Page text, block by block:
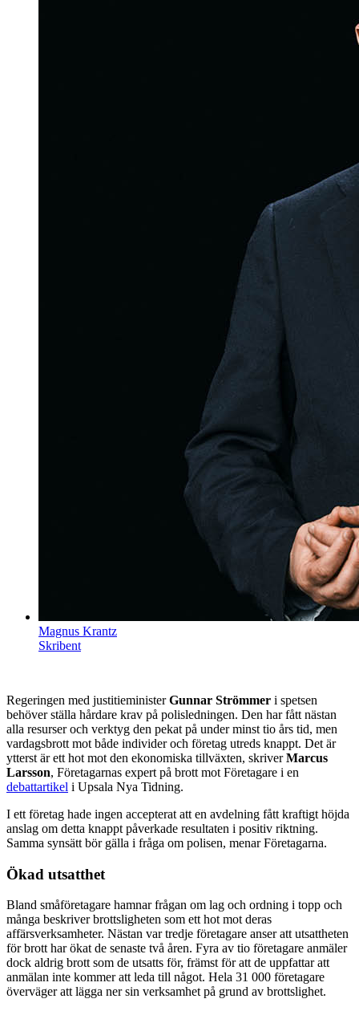
Magnus Krantz
Skribent
Regeringen med justitieministerGunnar Strömmer i spetsen
behöver ställa hårdare krav på polisledningen. Den har fått nästan
alla resurser och verktyg den pekat på under minst tio års tid, men
vardagsbrott mot både individer och företag utreds knappt. Det är
ytterst är ett hot mot den ekonomiska tillväxten, skriverMarcus
Larsson, Företagarnas expert på brott mot Företagare i en
debattartikel i Upsala Nya Tidning.
I ett företag hade ingen accepterat att en avdelning fått kraftigt höjda
anslag om detta knappt påverkade resultaten i positiv riktning.
Samma synsätt bör gälla i fråga om polisen, menar Företagarna.
Ökad utsatthet
Bland småföretagare hamnar frågan om lag och ordning i topp och
många beskriver brottsligheten som ett hot mot deras
affärsverksamheter. Nästan var tredje företagare anser att utsattheten
för brott har ökat de senaste två åren. Fyra av tio företagare anmäler
dock aldrig brott som de utsatts för, främst för att de uppfattar att
anmälan inte kommer att leda till något. Hela 31 000 företagare
överväger att lägga ner sin verksamhet på grund av brottslighet.